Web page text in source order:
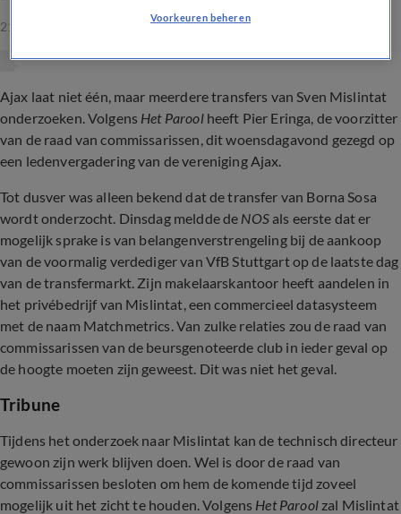
21 sep 2023, 10:45
Ajax laat niet één, maar meerdere transfers van Sven Mislintat
onderzoeken. Volgens Het Paroolheeft Pier Eringa, de voorzitter
van de raad van commissarissen, dit woensdagavond gezegd op
een ledenvergadering van de vereniging Ajax.
Tot dusver was alleen bekend dat de transfer van Borna Sosa
wordt onderzocht. Dinsdag meldde de NOSals eerste dat er
mogelijk sprake is van belangenverstrengeling bij de aankoop
van de voormalig verdediger van VfB Stuttgart op de laatste dag
van de transfermarkt. Zijn makelaarskantoor heeft aandelen in
het privébedrijf van Mislintat, een commercieel datasysteem
met de naam Matchmetrics. Van zulke relaties zou de raad van
commissarissen van de beursgenoteerde club in ieder geval op
de hoogte moeten zijn geweest. Dit was niet het geval.
Tribune
Tijdens het onderzoek naar Mislintat kan de technisch directeur
gewoon zijn werk blijven doen. Wel is door de raad van
commissarissen besloten om hem de komende tijd zoveel
mogelijk uit het zicht te houden. Volgens Het Paroolzal Mislintat
Voorkeuren beheren